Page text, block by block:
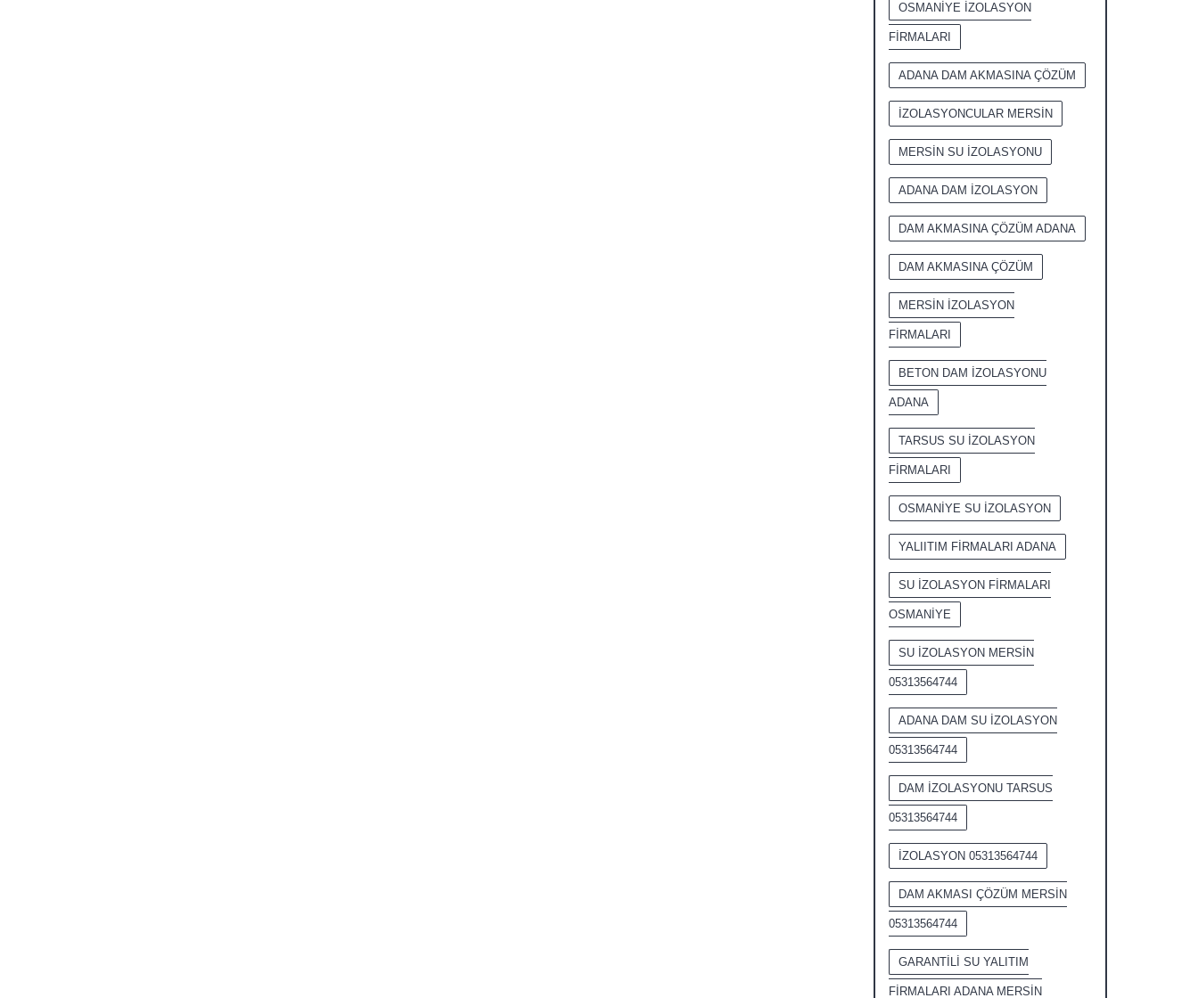
OSMANİYE İZOLASYON
FİRMALARI
ADANA DAM AKMASINA ÇÖZÜM
İZOLASYONCULAR MERSİN
MERSİN SU İZOLASYONU
ADANA DAM İZOLASYON
DAM AKMASINA ÇÖZÜM ADANA
DAM AKMASINA ÇÖZÜM
MERSİN İZOLASYON
FİRMALARI
BETON DAM İZOLASYONU
ADANA
TARSUS SU İZOLASYON
FİRMALARI
OSMANİYE SU İZOLASYON
YALIITIM FİRMALARI ADANA
SU İZOLASYON FİRMALARI
OSMANİYE
SU İZOLASYON MERSİN
05313564744
ADANA DAM SU İZOLASYON
05313564744
DAM İZOLASYONU TARSUS
05313564744
İZOLASYON 05313564744
DAM AKMASI ÇÖZÜM MERSİN
05313564744
GARANTİLİ SU YALITIM
FİRMALARI ADANA MERSİN